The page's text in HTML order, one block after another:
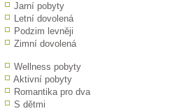
Jarní pobyty
Letní dovolená
Podzim levněji
Zimní dovolená
Wellness pobyty
Aktivní pobyty
Romantika pro dva
S dětmi